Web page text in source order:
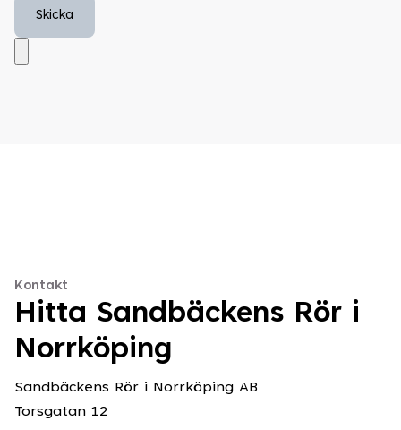
Kontakt
Hitta Sandbäckens Rör i
Norrköping
Sandbäckens Rör i Norrköping AB
Torsgatan 12